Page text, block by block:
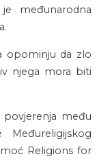
međunarodna
opominju da zlo
njega mora biti
među
Međureligijskog
Religions for